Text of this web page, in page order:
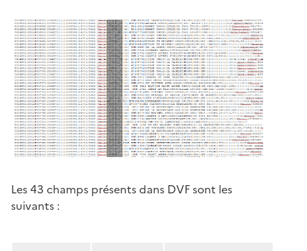
Les 43 champs présents dans DVF sont les
suivants :